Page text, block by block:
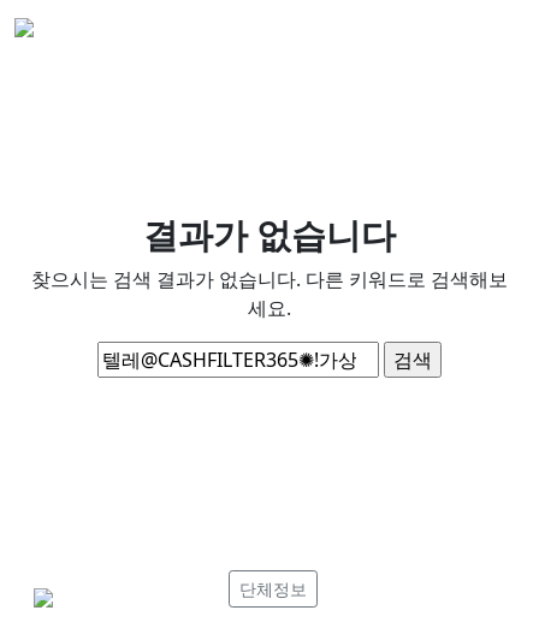
결과가 없습니다
찾으시는 검색 결과가 없습니다. 다른 키워드로 검색해보
세요.
검
색:
단체정보